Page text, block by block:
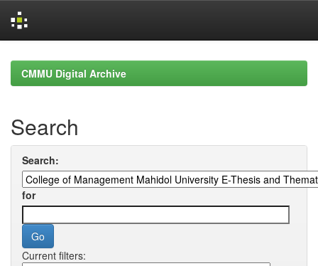
navigationCMMU Digital Archive
Search
Search:
for
Current filters: